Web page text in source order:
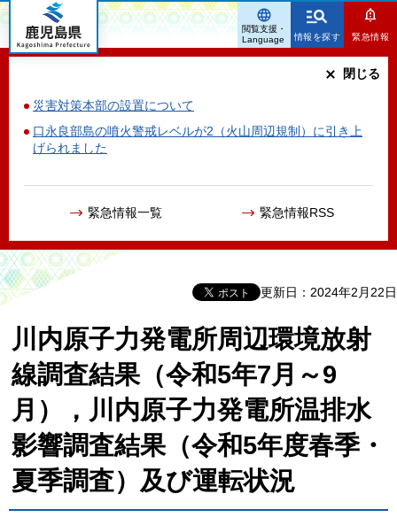
鹿児島県
情報を探す 緊急情報
災害対策本部の設置について
口永良部島の噴火警戒レベルが2（火山周辺規制）に引き上
げられました
緊急情報一覧 緊急情報RSS
閉じる
閲覧支援・
Language
更新日：2024年2月22日
川内原子力発電所周辺環境放射
線調査結果（令和5年7月～9
月），川内原子力発電所温排水
影響調査結果（令和5年度春季・
夏季調査）及び運転状況